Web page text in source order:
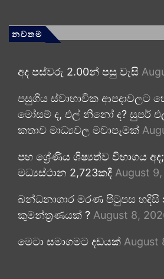
නවතම
අද පස්වරු 2.00න් පසු වැසි
පසුගිය ස්වාභාවික ආපදාවලට
මෝසම් ද, එල් නිනෝ ද? සුපර්
කතාව මාධ්‍යවල මවාපෑමක්
පහ ශ්‍රේණිය ශිෂ්‍යත්ව විභාගය
මධ්‍යස්ථාන 2,723කදී August
බන්ධනාගාර මරණ පිටුපස හදිසි
කුමන්ත්‍රණයක් ? August 8,
මෙටා සමාගමට දඩයක් August